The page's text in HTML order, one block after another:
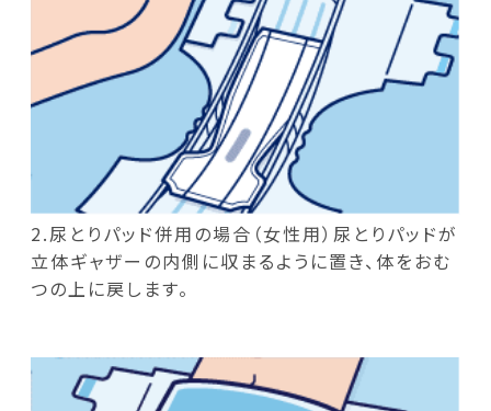
2.尿とりパッド併用の場合（女性用）尿とりパッドが
立体ギャザーの内側に収まるように置き、体をおむ
つの上に戻します。